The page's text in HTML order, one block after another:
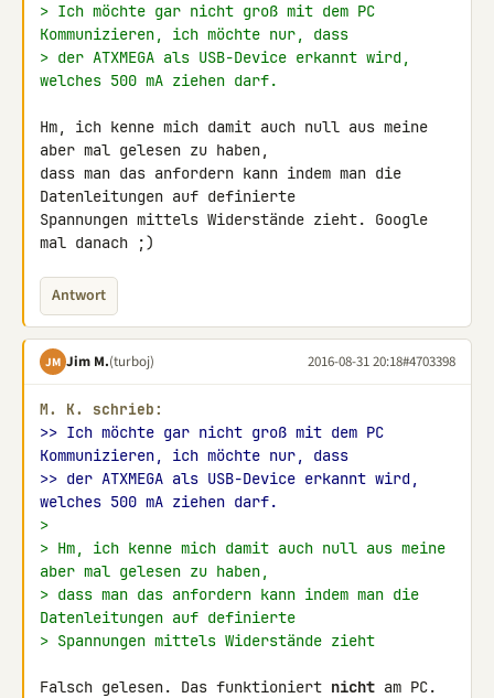
> Ich möchte gar nicht groß mit dem PC
Kommunizieren, ich möchte nur, dass
> der ATXMEGA als USB-Device erkannt wird,
welches 500 mA ziehen darf.
Hm, ich kenne mich damit auch null aus meine
aber mal gelesen zu haben,
dass man das anfordern kann indem man die
Datenleitungen auf definierte
Spannungen mittels Widerstände zieht. Google
mal danach ;)
Antwort
JM Jim M.(turboj) 2016-08-31 20:18#4703398
M. K. schrieb:
>> Ich möchte gar nicht groß mit dem PC
Kommunizieren, ich möchte nur, dass
>> der ATXMEGA als USB-Device erkannt wird,
welches 500 mA ziehen darf.
>
> Hm, ich kenne mich damit auch null aus meine
aber mal gelesen zu haben,
> dass man das anfordern kann indem man die
Datenleitungen auf definierte
> Spannungen mittels Widerstände zieht
Falsch gelesen. Das funktioniert nicht am PC.